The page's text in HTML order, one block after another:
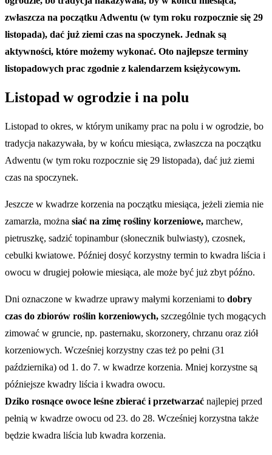
zwłaszcza na początku Adwentu (w tym roku rozpocznie się 29
listopada), dać już ziemi czas na spoczynek. Jednak są
aktywności, które możemy wykonać. Oto najlepsze terminy
listopadowych prac zgodnie z kalendarzem księżycowym.
Listopad w ogrodzie i na polu
Listopad to okres, w którym unikamy prac na polu i w ogrodzie, bo
tradycja nakazywała, by w końcu miesiąca, zwłaszcza na początku
Adwentu (w tym roku rozpocznie się 29 listopada), dać już ziemi
czas na spoczynek.
Jeszcze w kwadrze korzenia na początku miesiąca, jeżeli ziemia nie
zamarzła, można siać na zimę rośliny korzeniowe, marchew,
pietruszkę, sadzić topinambur (słonecznik bulwiasty), czosnek,
cebulki kwiatowe. Później dosyć korzystny termin to kwadra liścia i
owocu w drugiej połowie miesiąca, ale może być już zbyt późno.
Dni oznaczone w kwadrze uprawy małymi korzeniami to dobry
czas do zbiorów roślin korzeniowych, szczególnie tych mogących
zimować w gruncie, np. pasternaku, skorzonery, chrzanu oraz ziół
korzeniowych. Wcześniej korzystny czas też po pełni (31
października) od 1. do 7. w kwadrze korzenia. Mniej korzystne są
późniejsze kwadry liścia i kwadra owocu.
Dziko rosnące owoce leśne zbierać i przetwarzać najlepiej przed
pełnią w kwadrze owocu od 23. do 28. Wcześniej korzystna także
będzie kwadra liścia lub kwadra korzenia.